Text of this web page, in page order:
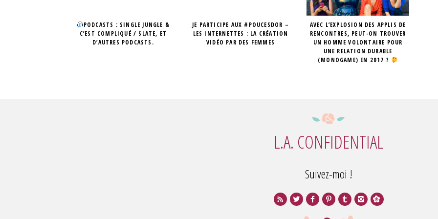
PODCASTS : SINGLE JUNGLE &
C’EST COMPLIQUÉ / SLATE, ET
D’AUTRES PODCASTS.
JE PARTICIPE AUX #POUCESDOR –
LES INTERNETTES : LA CRÉATION
VIDÉO PAR DES FEMMES
AVEC L’EXPLOSION DES APPLIS DE
RENCONTRES, PEUT-ON TROUVER
UN HOMME VOLONTAIRE POUR
UNE RELATION DURABLE
(MONOGAME) EN 2017 ?
L.A. CONFIDENTIAL
Suivez-moi !